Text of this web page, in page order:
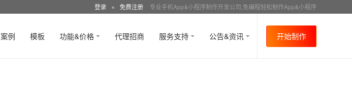
登录 ● 免费注册 专业手机App&小程序制作开发公司,免编程轻松制作App&小程序
案例 模板 功能&价格 代理招商 服务支持 公告&资讯 开始制作